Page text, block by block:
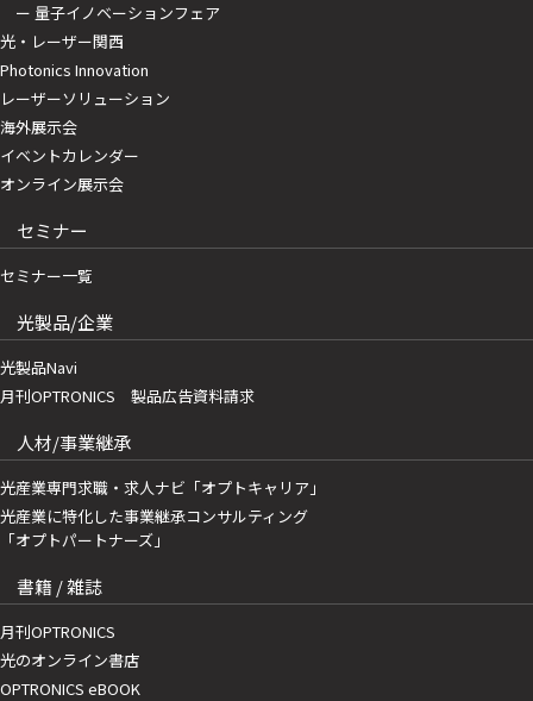
ー 量子イノベーションフェア
光・レーザー関西
Photonics Innovation
レーザーソリューション
海外展示会
イベントカレンダー
オンライン展示会
セミナー
セミナー一覧
光製品/企業
光製品Navi
月刊OPTRONICS 製品広告資料請求
人材/事業継承
光産業専門求職・求人ナビ「オプトキャリア」
光産業に特化した事業継承コンサルティング
「オプトパートナーズ」
書籍 / 雑誌
月刊OPTRONICS
光のオンライン書店
OPTRONICS eBOOK